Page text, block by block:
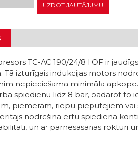
UZDOT JAUTĀJUMU
TC-AC 190/24/8 I OF ir
Tā izturīgais indukcijas motors
nepieciešama minimāla
spiedienu līdz 8 bar, padarot to
piemēram, riepu piepūtējiem vai
nodrošina ērtu spiediena
un ar pārnēsāšanas rokturi